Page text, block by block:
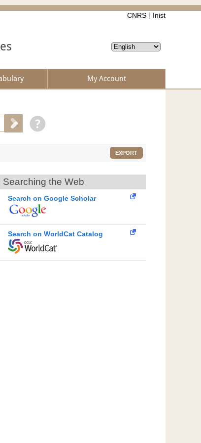
CNRS Inist
My Account
EXPORT
Searching the Web
Search on Google Scholar
Search on WorldCat Catalog